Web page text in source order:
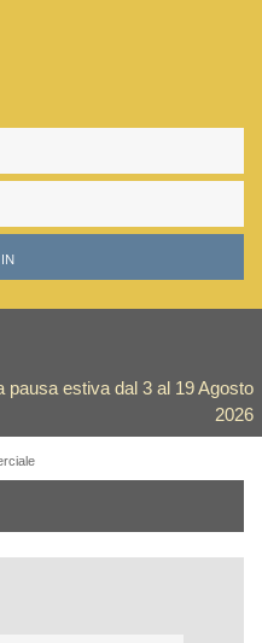
pausa estiva dal 3 al 19 Agosto
2026